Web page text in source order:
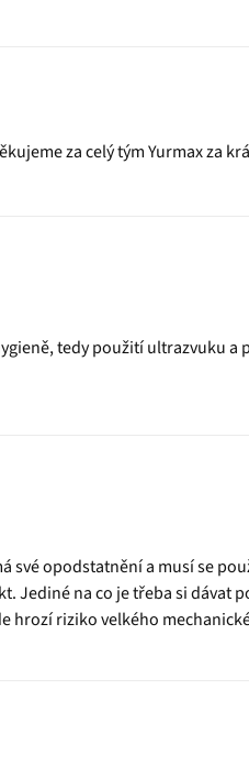
za celý tým Yurmax za
tedy použití ultrazvuku
své opodstatnění a musí se
Jediné na co je třeba si dávat
hrozí riziko velkého